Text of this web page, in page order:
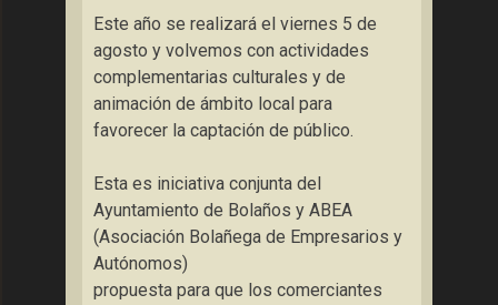
Este año se realizará el viernes 5 de
agosto y volvemos con actividades
complementarias culturales y de
animación de ámbito local para
favorecer la captación de público.
Esta es iniciativa conjunta del
Ayuntamiento de Bolaños y ABEA
(Asociación Bolañega de Empresarios y
Autónomos)
propuesta para que los comerciantes